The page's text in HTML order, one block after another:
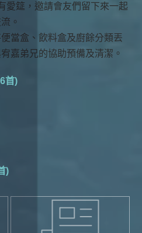
愛筵，邀請會友們留下來一起
。
當盒、飲料盒及廚餘分類丟
嘉弟兄的協助預備及清潔。
首)
)